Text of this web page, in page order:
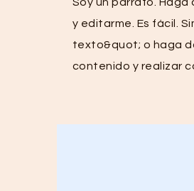
y editarme. Es fácil.
texto&quot; o haga
contenido y realizar